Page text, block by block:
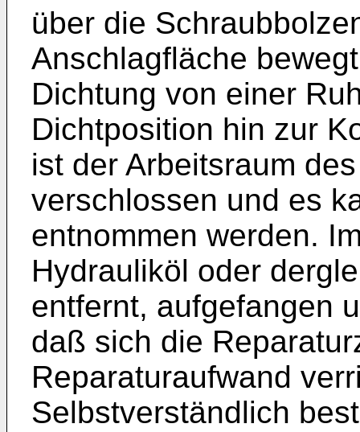
über die
Anschlagfläche
Dichtung von einer
Dichtposition hin zur
ist der Arbeitsraum
verschlossen und es
entnommen werden.
Hydrauliköl oder
entfernt, aufgefangen
daß sich die
Reparaturaufwand
Selbstverständlich